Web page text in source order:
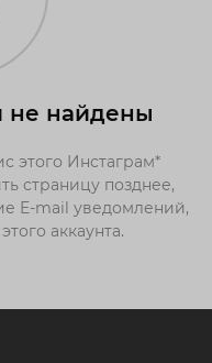
не найдены
этого Инстаграм*
страницу позднее,
E-mail уведомлений,
аккаунта.